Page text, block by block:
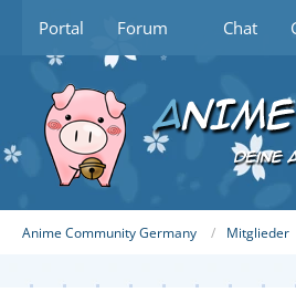
Portal Forum Chat
Anime Community Germany Mitglieder